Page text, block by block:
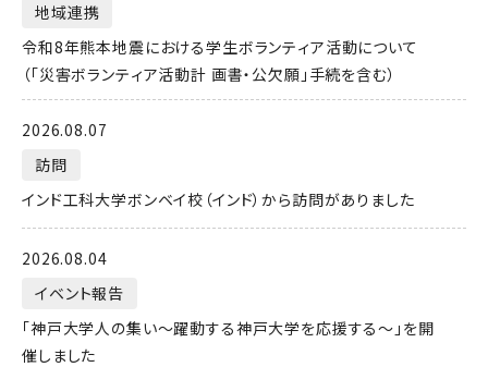
地域連携
令和8年熊本地震における学生ボランティア活動について
（「災害ボランティア活動計 画書・公欠願」手続を含む）
2026.08.07
訪問
インド工科大学ボンベイ校（インド）から訪問がありました
2026.08.04
イベント報告
「神戸大学人の集い～躍動する神戸大学を応援する～」を開
催しました